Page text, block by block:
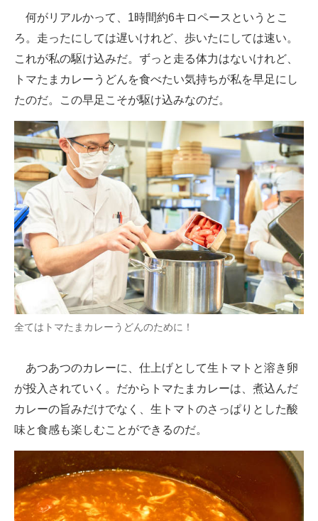
何がリアルかって、1時間約6キロペースというとこ
ろ。走ったにしては遅いけれど、歩いたにしては速い。
これが私の駆け込みだ。ずっと走る体力はないけれど、
トマたまカレーうどんを食べたい気持ちが私を早足にし
たのだ。この早足こそが駆け込みなのだ。
全てはトマたまカレーうどんのために！
あつあつのカレーに、仕上げとして生トマトと溶き卵
が投入されていく。だからトマたまカレーは、煮込んだ
カレーの旨みだけでなく、生トマトのさっぱりとした酸
味と食感も楽しむことができるのだ。